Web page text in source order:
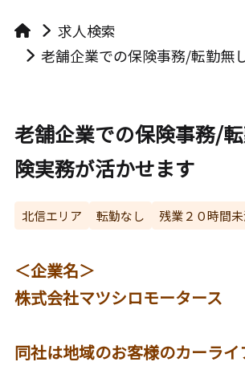
求人検索
老舗企業での保険事務/
険実務が活かせます
北信エリア 転勤なし 残業２０時間
＜企業名＞
株式会社マツシロモータース
同社は地域のお客様のカーラ